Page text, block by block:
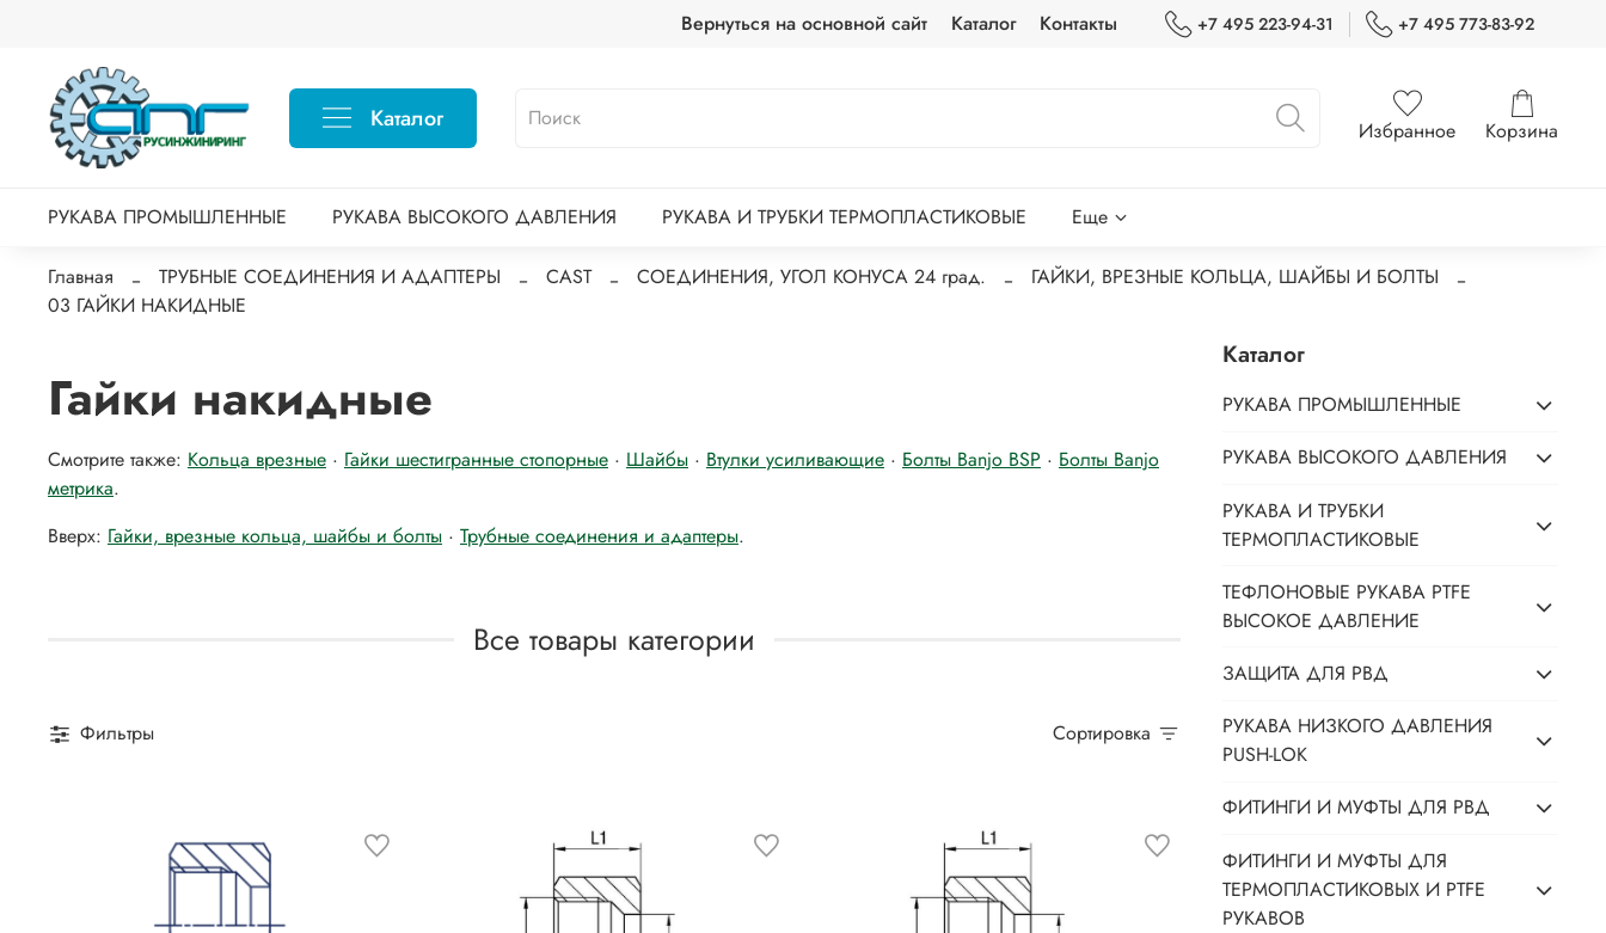
Вернуться на основной сайт Каталог Контакты +7 495 223-94-31 +7 495 773-83-92
Каталог Избранное Корзина
РУКАВА ПРОМЫШЛЕННЫЕ РУКАВА ВЫСОКОГО ДАВЛЕНИЯ РУКАВА И ТРУБКИ ТЕРМОПЛАСТИКОВЫЕ Еще
Главная ТРУБНЫЕ СОЕДИНЕНИЯ И АДАПТЕРЫ CAST CОЕДИНЕНИЯ, УГОЛ КОНУСА 24 град.
ГАЙКИ, ВРЕЗНЫЕ КОЛЬЦА, ШАЙБЫ И БОЛТЫ
03 ГАЙКИ НАКИДНЫЕ
Гайки накидные
Смотрите также: Кольца врезные · Гайки шестигранные стопорные · Шайбы · Втулки усиливающие · Болты Banjo BSP · Болты Banjo
метрика.
Вверх: Гайки, врезные кольца, шайбы и болты · Трубные соединения и адаптеры.
Все товары категории
Фильтры Сортировка
Каталог
РУКАВА ПРОМЫШЛЕННЫЕ
РУКАВА ВЫСОКОГО ДАВЛЕНИЯ
РУКАВА И ТРУБКИ
ТЕРМОПЛАСТИКОВЫЕ
ТЕФЛОНОВЫЕ РУКАВА PTFE
ВЫСОКОЕ ДАВЛЕНИЕ
ЗАЩИТА ДЛЯ РВД
РУКАВА НИЗКОГО ДАВЛЕНИЯ
PUSH-LOK
ФИТИНГИ И МУФТЫ ДЛЯ РВД
ФИТИНГИ И МУФТЫ ДЛЯ
ТЕРМОПЛАСТИКОВЫХ И PTFE
РУКАВОВ